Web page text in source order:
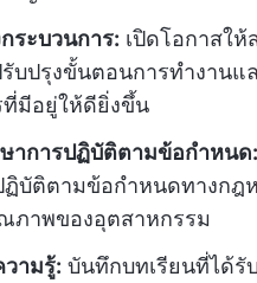
ระบวนการ: เปิดโอกาสให้
บปรุงขั้นตอนการทำงานแ
ที่มีอยู่ให้ดียิ่งขึ้น
ษาการปฏิบัติตามข้อกำหนด:
ฏิบัติตามข้อกำหนดทางกฎ
ภาพของอุตสาหกรรม
ามรู้: บันทึกบทเรียนที่ได้รั